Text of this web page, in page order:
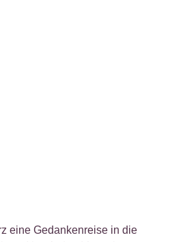
eine Gedankenreise in die